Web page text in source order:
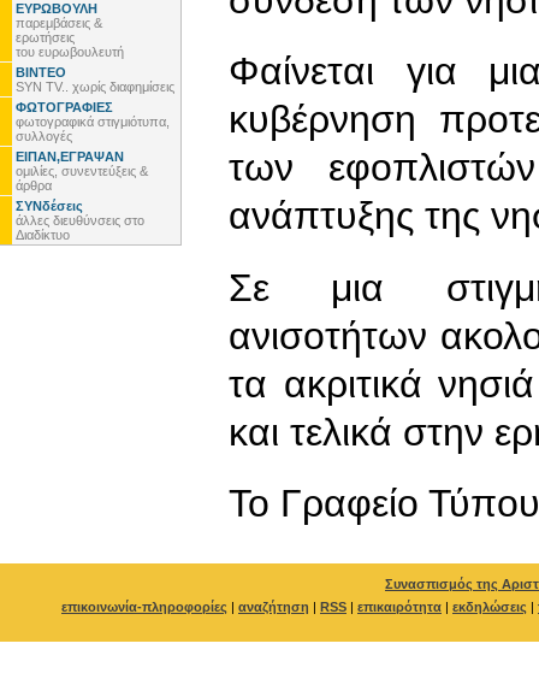
ΕΥΡΩΒΟΥΛΗ
παρεμβάσεις &
ερωτήσεις
του ευρωβουλευτή
ΒΙΝΤΕΟ
SYN TV.. χωρίς διαφημίσεις
ΦΩΤΟΓΡΑΦΙΕΣ
φωτογραφικά στιγμιότυπα,
συλλογές
ΕΙΠΑΝ,ΕΓΡΑΨΑΝ
ομιλίες, συνεντεύξεις &
άρθρα
ΣΥΝδέσεις
άλλες διευθύνσεις στο
Διαδίκτυο
Φαίνεται για
κυβέρνηση
των
ανάπτυξης της
Σε μια
ανισοτήτων
τα ακριτικά
και τελικά στην
To Γραφείο Τύπου
Συνασπισμός της
επικοινωνία-πληροφορίες | αναζήτηση | RSS | επικαιρότητα | εκδηλώσεις |